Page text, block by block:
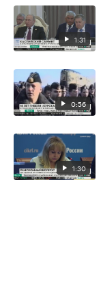
1:31
0:56
1:30